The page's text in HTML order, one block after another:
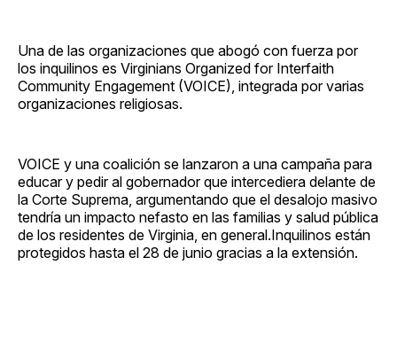
Una de las organizaciones que abogó con fuerza por
los inquilinos es Virginians Organized for Interfaith
Community Engagement (VOICE), integrada por varias
organizaciones religiosas.
VOICE y una coalición se lanzaron a una campaña para
educar y pedir al gobernador que intercediera delante de
la Corte Suprema, argumentando que el desalojo masivo
tendría un impacto nefasto en las familias y salud pública
de los residentes de Virginia, en general.Inquilinos están
protegidos hasta el 28 de junio gracias a la extensión.